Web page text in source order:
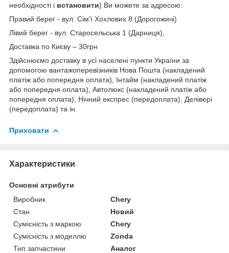
необхідності і встановити) Ви можете за адресою:
Правий берег - вул. Сім'ї Хохлових 8 (Дорогожичі)
Лівий берег - вул. Старосельська 1 (Дарниця),
Доставка по Києву – 30грн
Здійснюємо доставку в усі населені пункти України за
допомогою вантажоперевізників Нова Пошта (накладений
платіж або попередня оплата), Інтайм (накладений платіж
або попередня оплата), Автолюкс (накладений платіж або
попередня оплата), Нічний експрес (передоплата), Делівері
(передоплата) та ін.
Приховати
Характеристики
Основні атрибути
Виробник
Chery
Стан
Новий
Сумісність з маркою
Chery
Сумісність з моделлю
Zonda
Тип запчастини
Аналог